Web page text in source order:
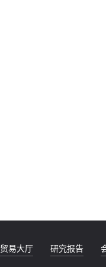
贸易大厅 研究报告